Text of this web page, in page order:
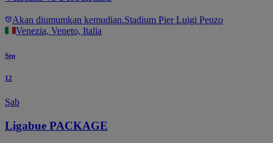
Akan diumumkan kemudian.Stadium Pier Luigi Penzo
Venezia, Veneto, Italia
Sep
12
Sab
Ligabue PACKAGE